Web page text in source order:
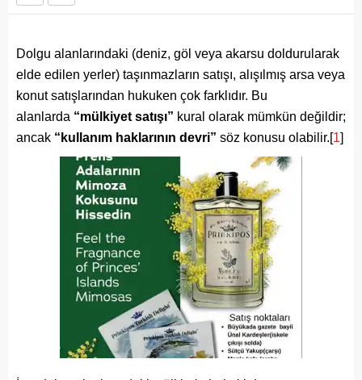
Dolgu alanlarındaki (deniz, göl veya akarsu doldurularak
elde edilen yerler) taşınmazların satışı, alışılmış arsa veya
konut satışlarından hukuken çok farklıdır. Bu
alanlarda “mülkiyet satışı” kural olarak mümkün değildir;
ancak “kullanım haklarının devri” söz konusu olabilir.[1]